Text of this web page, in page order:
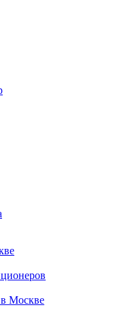
Москве